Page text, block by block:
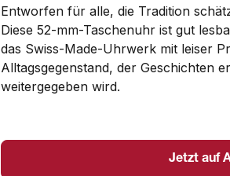
Entworfen für alle, die Tradition
Diese 52-mm-Taschenuhr ist gut
das Swiss-Made-Uhrwerk mit leiser
Alltagsgegenstand, der Geschichten
weitergegeben wird.
Jetzt auf